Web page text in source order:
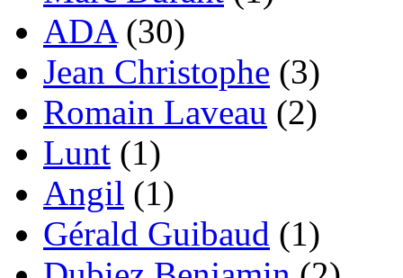
ADA(30)
Jean Christophe (3)
Romain Laveau (2)
Lunt (1)
Angil (1)
Gérald Guibaud (1)